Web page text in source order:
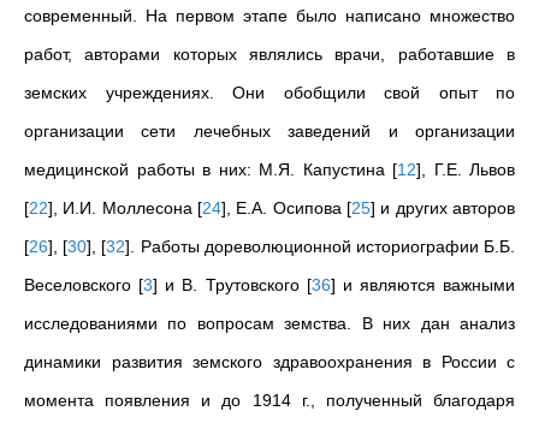
современный. На первом этапе было написано множество
работ, авторами которых являлись врачи, работавшие в
земских учреждениях. Они обобщили свой опыт по
организации сети лечебных заведений и организации
медицинской работы в них: М.Я. Капустина [12] , Г.Е. Львов
[22] , И.И. Моллесона [24] , Е.А. Осипова [25] и других авторов
[26] [30] [32] . Работы дореволюционной историографии Б.Б.
Веселовского [3] и В. Трутовского [36] и являются важными
исследованиями по вопросам земства. В них дан анализ
динамики развития земского здравоохранения в России с
момента появления и до 1914 г., полученный благодаря